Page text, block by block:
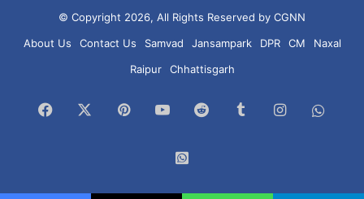
© Copyright 2026, All Rights Reserved by CGNN
About Us
Contact Us Samvad Jansampark DPR CM
Naxal
Raipur
Chhattisgarh
Facebook PinterestYouTubeReddit TumblrInstagram